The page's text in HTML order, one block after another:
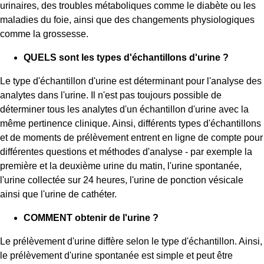
urinaires, des troubles métaboliques comme le diabète ou les
maladies du foie, ainsi que des changements physiologiques
comme la grossesse.
QUELS sont les types d'échantillons d'urine ?
Le type d'échantillon d'urine est déterminant pour l'analyse des
analytes dans l'urine. Il n'est pas toujours possible de
déterminer tous les analytes d'un échantillon d'urine avec la
même pertinence clinique. Ainsi, différents types d'échantillons
et de moments de prélèvement entrent en ligne de compte pour
différentes questions et méthodes d'analyse - par exemple la
première et la deuxième urine du matin, l'urine spontanée,
l'urine collectée sur 24 heures, l'urine de ponction vésicale
ainsi que l'urine de cathéter.
COMMENT obtenir de l'urine ?
Le prélèvement d'urine diffère selon le type d'échantillon. Ainsi,
le prélèvement d'urine spontanée est simple et peut être